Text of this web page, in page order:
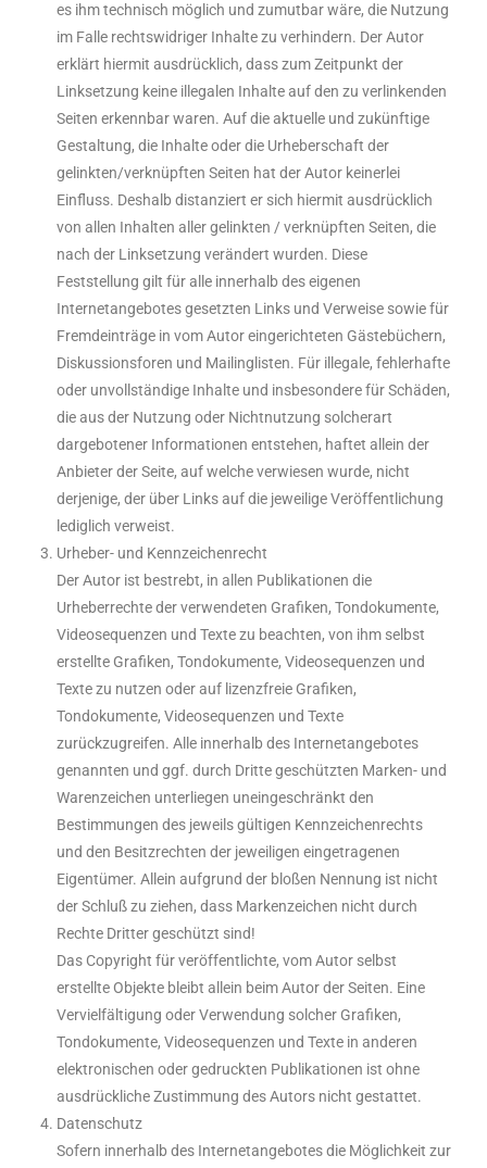
es ihm technisch möglich und zumutbar wäre, die Nutzung
im Falle rechtswidriger Inhalte zu verhindern. Der Autor
erklärt hiermit ausdrücklich, dass zum Zeitpunkt der
Linksetzung keine illegalen Inhalte auf den zu verlinkenden
Seiten erkennbar waren. Auf die aktuelle und zukünftige
Gestaltung, die Inhalte oder die Urheberschaft der
gelinkten/verknüpften Seiten hat der Autor keinerlei
Einfluss. Deshalb distanziert er sich hiermit ausdrücklich
von allen Inhalten aller gelinkten / verknüpften Seiten, die
nach der Linksetzung verändert wurden. Diese
Feststellung gilt für alle innerhalb des eigenen
Internetangebotes gesetzten Links und Verweise sowie für
Fremdeinträge in vom Autor eingerichteten Gästebüchern,
Diskussionsforen und Mailinglisten. Für illegale, fehlerhafte
oder unvollständige Inhalte und insbesondere für Schäden,
die aus der Nutzung oder Nichtnutzung solcherart
dargebotener Informationen entstehen, haftet allein der
Anbieter der Seite, auf welche verwiesen wurde, nicht
derjenige, der über Links auf die jeweilige Veröffentlichung
lediglich verweist.
Urheber- und Kennzeichenrecht
Der Autor ist bestrebt, in allen Publikationen die
Urheberrechte der verwendeten Grafiken, Tondokumente,
Videosequenzen und Texte zu beachten, von ihm selbst
erstellte Grafiken, Tondokumente, Videosequenzen und
Texte zu nutzen oder auf lizenzfreie Grafiken,
Tondokumente, Videosequenzen und Texte
zurückzugreifen. Alle innerhalb des Internetangebotes
genannten und ggf. durch Dritte geschützten Marken- und
Warenzeichen unterliegen uneingeschränkt den
Bestimmungen des jeweils gültigen Kennzeichenrechts
und den Besitzrechten der jeweiligen eingetragenen
Eigentümer. Allein aufgrund der bloßen Nennung ist nicht
der Schluß zu ziehen, dass Markenzeichen nicht durch
Rechte Dritter geschützt sind!
Das Copyright für veröffentlichte, vom Autor selbst
erstellte Objekte bleibt allein beim Autor der Seiten. Eine
Vervielfältigung oder Verwendung solcher Grafiken,
Tondokumente, Videosequenzen und Texte in anderen
elektronischen oder gedruckten Publikationen ist ohne
ausdrückliche Zustimmung des Autors nicht gestattet.
Datenschutz
Sofern innerhalb des Internetangebotes die Möglichkeit zur